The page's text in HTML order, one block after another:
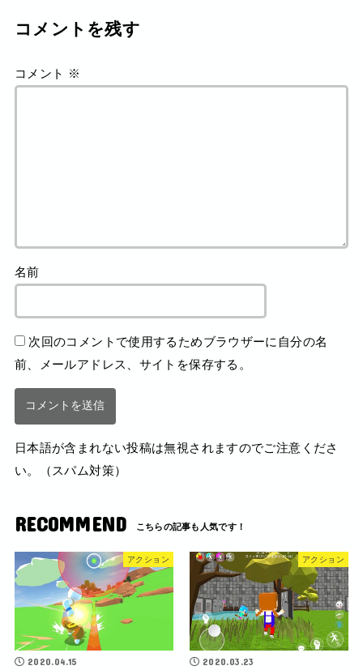
コメントを残す
コメント ※
名前
次回のコメントで使用するためブラウザーに自分の名
前、メールアドレス、サイトを保存する。
日本語が含まれない投稿は無視されますのでご注意くださ
い。（スパム対策）
RECOMMEND
アクション
2020.04.15
アクション
2020.03.23